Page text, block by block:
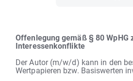
Offenlegung gemäß § 80 WpHG
Interessenkonflikte
Der Autor (m/w/d) kann in den
Wertpapieren bzw. Basiswerten